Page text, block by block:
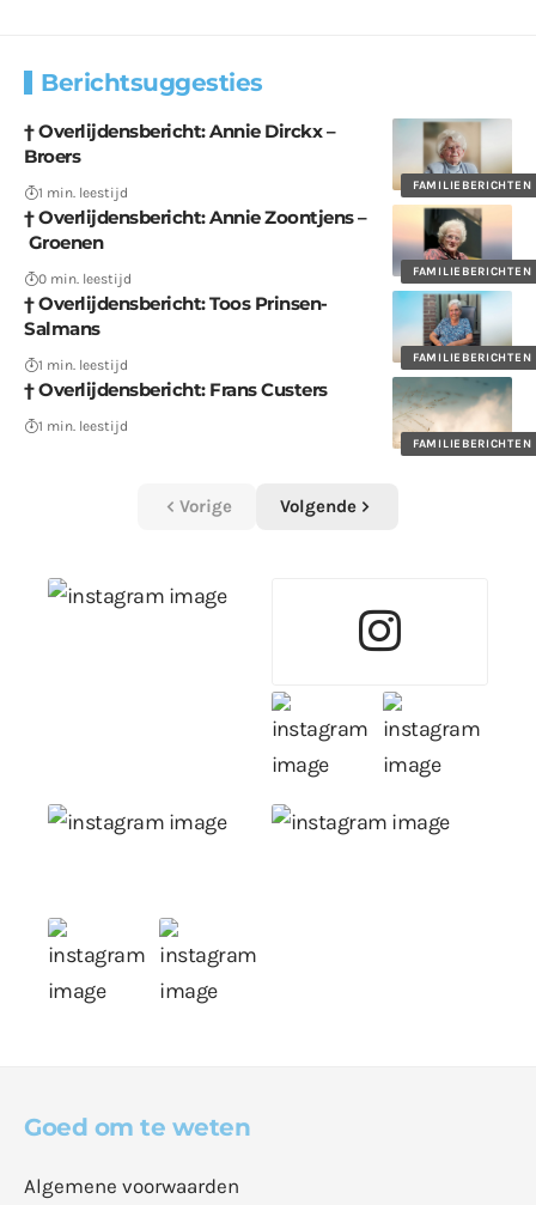
Berichtsuggesties
FAMILIEBERICHTEN
† Overlijdensbericht: Annie Dirckx –
Broers
1 min. leestijd
FAMILIEBERICHTEN
† Overlijdensbericht: Annie Zoontjens –
Groenen
0 min. leestijd
FAMILIEBERICHTEN
† Overlijdensbericht: Toos Prinsen-
Salmans
1 min. leestijd
FAMILIEBERICHTEN
† Overlijdensbericht: Frans Custers
1 min. leestijd
Vorige Volgende
Goed om te weten
Algemene voorwaarden